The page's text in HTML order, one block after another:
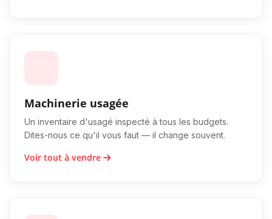
Machinerie usagée
Un inventaire d'usagé inspecté à tous les budgets.
Dites-nous ce qu'il vous faut — il change souvent.
Voir tout à vendre